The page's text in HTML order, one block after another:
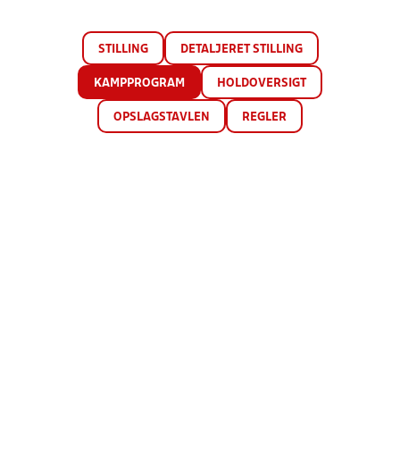
STILLING DETALJERET STILLING
KAMPPROGRAM HOLDOVERSIGT
OPSLAGSTAVLEN REGLER